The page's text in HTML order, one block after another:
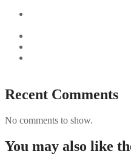
Recent Comments
No comments to show.
You may also like